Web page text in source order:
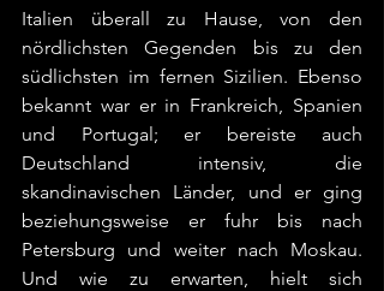
Italien überall zu Hause, von den
nördlichsten Gegenden bis zu den
südlichsten im fernen Sizilien. Ebenso
bekannt war er in Frankreich, Spanien
und Portugal; er bereiste auch
Deutschland intensiv, die
skandinavischen Länder, und er ging
beziehungsweise er fuhr bis nach
Petersburg und weiter nach Moskau.
Und wie zu erwarten, hielt sich